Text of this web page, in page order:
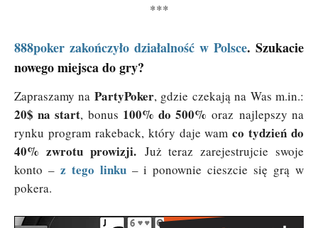
***
888poker zakończyło działalność w Polsce. Szukacie
nowego miejsca do gry?
Zapraszamy na PartyPoker, gdzie czekają na Was m.in.:
20$ na start, bonus 100% do 500% oraz najlepszy na
rynku program rakeback, który daje wamco tydzień do
40% zwrotu prowizji.Już teraz zarejestrujcie swoje
konto – z tego linku– i ponownie cieszcie się grą w
pokera.